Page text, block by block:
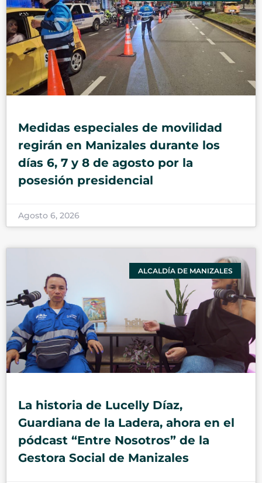
Medidas especiales de movilidad
regirán en Manizales durante los
días 6, 7 y 8 de agosto por la
posesión presidencial
Agosto 6, 2026
ALCALDÍA DE MANIZALES
La historia de Lucelly Díaz,
Guardiana de la Ladera, ahora en el
pódcast “Entre Nosotros” de la
Gestora Social de Manizales